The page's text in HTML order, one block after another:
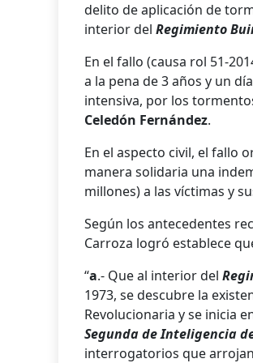
delito de aplicación de
interior del Regimiento
En el fallo (causa rol 51-
a la pena de 3 años y un
intensiva, por los
Celedón Fernández.
En el aspecto civil, el fallo
manera solidaria una
millones) a las víctimas y
Según los antecedentes
Carroza logró establece
“a.- Que al interior del
1973, se descubre la
Revolucionaria y se inicia
Segunda de Inteligencia
interrogatorios que